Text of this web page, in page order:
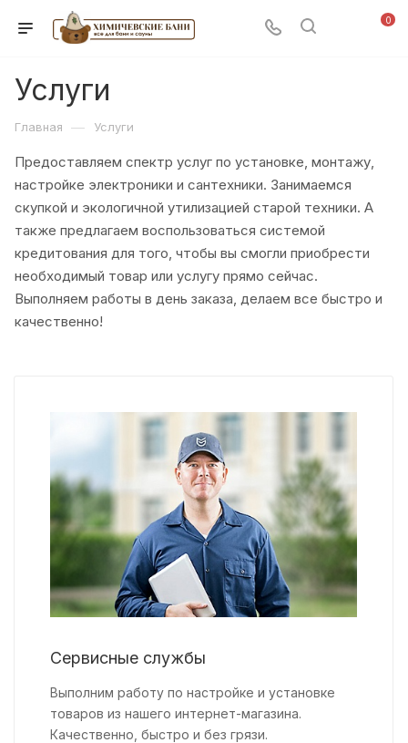
0
Услуги
Главная — Услуги
Предоставляем спектр услуг по установке, монтажу,
настройке электроники и сантехники. Занимаемся
скупкой и экологичной утилизацией старой техники. А
также предлагаем воспользоваться системой
кредитования для того, чтобы вы смогли приобрести
необходимый товар или услугу прямо сейчас.
Выполняем работы в день заказа, делаем все быстро и
качественно!
Сервисные службы
Выполним работу по настройке и установке
товаров из нашего интернет-магазина.
Качественно, быстро и без грязи.